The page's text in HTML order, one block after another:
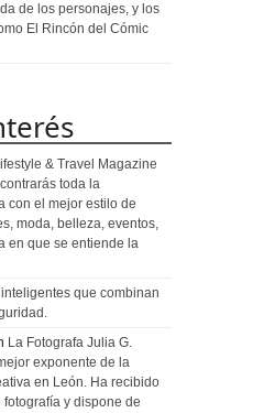
de los personajes, y los
El Rincón del Cómic
& Travel Magazine
toda la
con el mejor estilo de
moda, belleza, eventos,
en que se entiende la
que combinan
La Fotografa Julia G.
exponente de la
en León. Ha recibido
y dispone de